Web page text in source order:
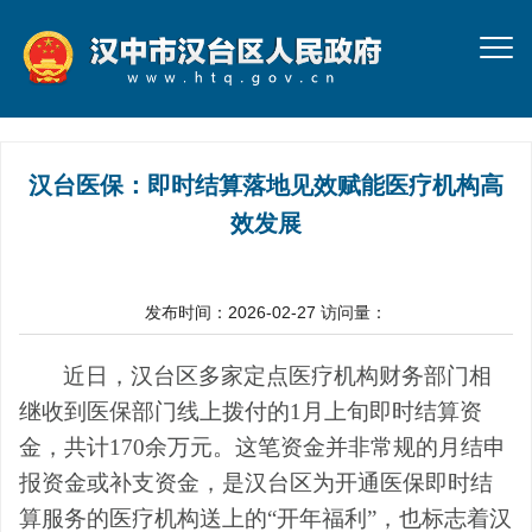
汉台医保：即时结算落地见效赋能医疗机构高
效发展
发布时间：2026-02-27 访问量：
近日，汉台区多家定点医疗机构财务部门相
继收到医保部门线上拨付的1月上旬即时结算资
金，共计170余万元。这笔资金并非常规的月结申
报资金或补支资金，是汉台区为开通医保即时结
算服务的医疗机构送上的“开年福利”，也标志着汉